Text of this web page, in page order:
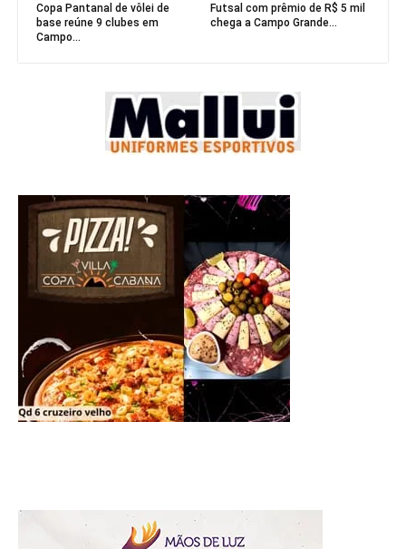
Copa Pantanal de vôlei de
base reúne 9 clubes em
Campo...
Futsal com prêmio de R$ 5 mil
chega a Campo Grande...